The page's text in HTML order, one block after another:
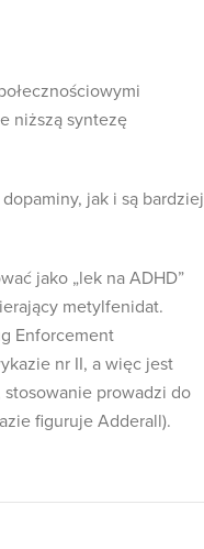
niższą syntezę
jak i są bardziej
jako „lek na ADHD”
metylfenidat.
Enforcement
nr II, a więc jest
prowadzi do
figuruje Adderall).